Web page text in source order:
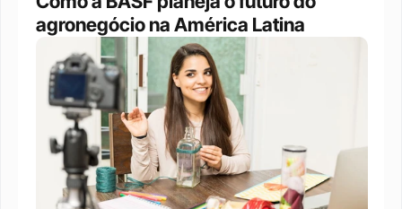
agronegócio na América Latina